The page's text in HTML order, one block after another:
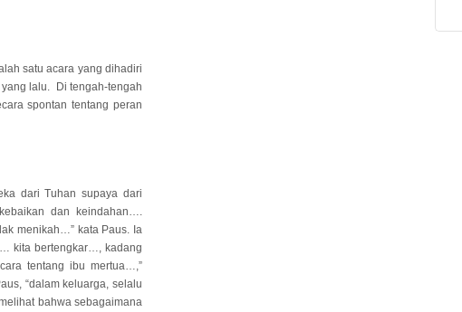
satu acara yang dihadiri
lalu. Di tengah-tengah
spontan tentang peran
dari Tuhan supaya dari
dan keindahan….
menikah…” kata Paus. Ia
kita bertengkar…, kadang
tentang ibu mertua…,”
“dalam keluarga, selalu
bahwa sebagaimana